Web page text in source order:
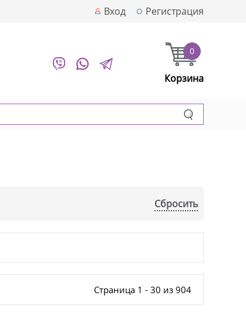
Вход Регистрация
0
Корзина
Сбросить
Страница 1 - 30 из 904